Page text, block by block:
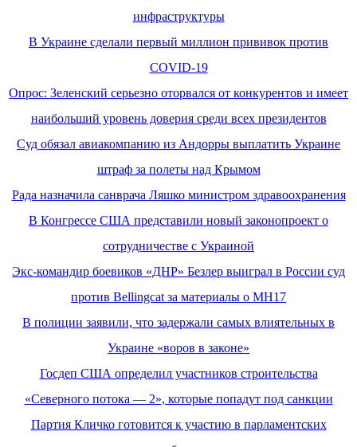
инфраструктуры
В Украине сделали первый миллион прививок против
COVID-19
Опрос: Зеленский серьезно оторвался от конкурентов и имеет
наибольший уровень доверия среди всех президентов
Суд обязал авиакомпанию из Андорры выплатить Украине
штраф за полеты над Крымом
Рада назначила санврача Ляшко министром здравоохранения
В Конгрессе США представили новый законопроект о
сотрудничестве с Украиной
Экс-командир боевиков «ДНР» Безлер выиграл в России суд
против Bellingcat за материалы о MH17
В полиции заявили, что задержали самых влиятельных в
Украине «воров в законе»
Госдеп США определил участников строительства
«Северного потока — 2», которые попадут под санкции
Партия Кличко готовится к участию в парламентских